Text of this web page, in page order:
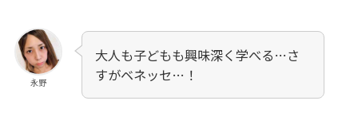
永野
大人も子どもも興味深く学べる…さ
すがベネッセ…！